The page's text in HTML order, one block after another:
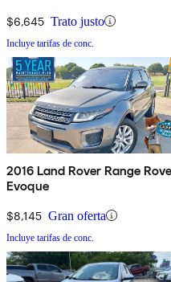
$6,645 Trato justo
Incluye tarifas de conc.
2016 Land Rover Range
Evoque
$8,145 Gran oferta
Incluye tarifas de conc.